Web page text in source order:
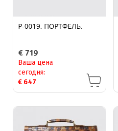
P-0019. ПОРТФЕЛЬ.
€ 719
Ваша цена
сегодня:
€ 647